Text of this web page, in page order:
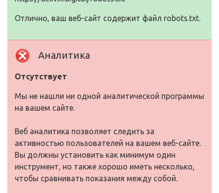
Отлично, ваш веб-сайт содержит файл robots.txt.
Аналитика
Отсутствует
Мы не нашли ни одной аналитической программы
на вашем сайте.
Веб аналитика позволяет следить за
активностью пользователей на вашем веб-сайте.
Вы должны установить как минимум один
инструмент, но также хорошо иметь несколько,
чтобы сравнивать показания между собой.